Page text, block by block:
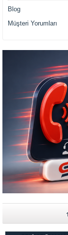
Blog
Müşteri Yorumları